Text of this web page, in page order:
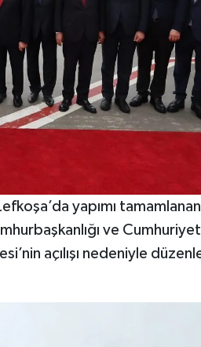
yapımı
ve
açılışı nedeniyle